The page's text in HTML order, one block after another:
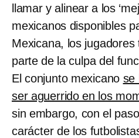
llamar y alinear a los
mexicanos disponibles
Mexicana, los
parte de la culpa del
El conjunto mexicano se
ser aguerrido en los
sin embargo, con el
carácter de los